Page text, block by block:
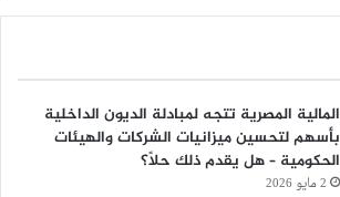
المالية المصرية تتجه لمبادلة الديون الداخلية
بأسهم لتحسين ميزانيات الشركات والهيئات
الحكومية – هل يقدم ذلك حلًا؟
2 مايو 2026